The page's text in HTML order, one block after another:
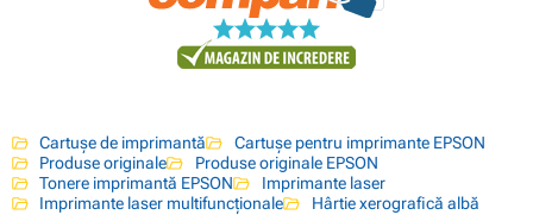
Cartușe de imprimantă
Cartușe pentru imprimante EPSON
Produse originale
Produse originale EPSON
Tonere imprimantă EPSON
Imprimante laser
Imprimante laser multifuncționale
Hârtie xerografică albă